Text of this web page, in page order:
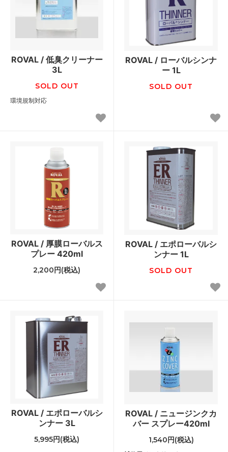
ROVAL / 低臭クリーナー
3L
SOLD OUT
環境規制対応
ROVAL / ローバルシンナ
ー 1L
SOLD OUT
ROVAL / 厚膜ローバルス
プレー 420ml
2,200円(税込)
ROVAL / エポローバルシ
ンナー 1L
SOLD OUT
ROVAL / エポローバルシ
ンナー 3L
5,995円(税込)
ROVAL / ニュージンクカ
バー スプレー420ml
1,540円(税込)